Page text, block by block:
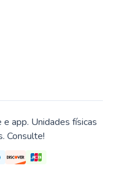
app. Unidades físicas
Consulte!